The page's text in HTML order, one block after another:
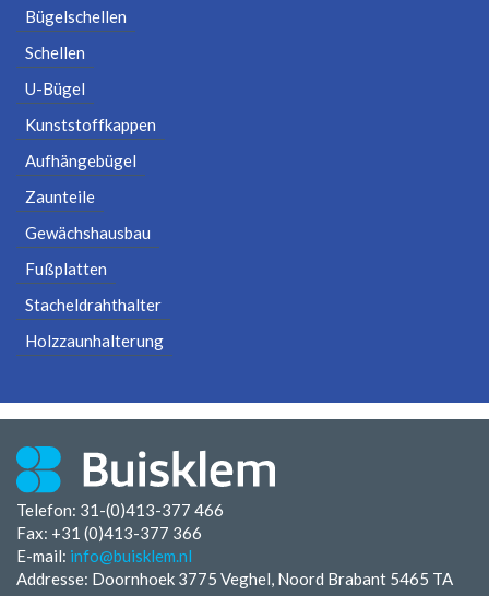
Bügelschellen
Schellen
U-Bügel
Kunststoffkappen
Aufhängebügel
Zaunteile
Gewächshausbau
Fußplatten
Stacheldrahthalter
Holzzaunhalterung
Telefon: 31-(0)413-377 466
Fax: +31 (0)413-377 366
E-mail: info@buisklem.nl
Addresse: Doornhoek 3775 Veghel, Noord Brabant 5465 TA